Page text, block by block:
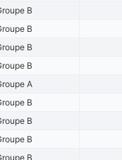
B
B
B
B
A
B
B
B
B